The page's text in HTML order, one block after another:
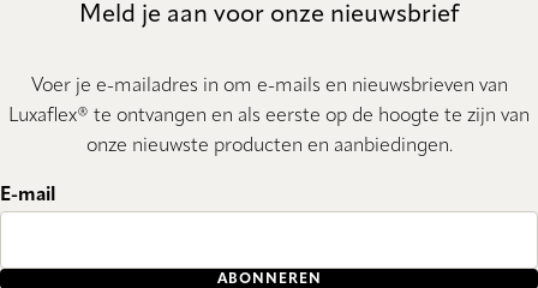
Meld je aan voor onze nieuwsbrief
Voer je e-mailadres in om e-mails en nieuwsbrieven van
Luxaflex® te ontvangen en als eerste op de hoogte te zijn van
onze nieuwste producten en aanbiedingen.
E-mail
ABONNEREN